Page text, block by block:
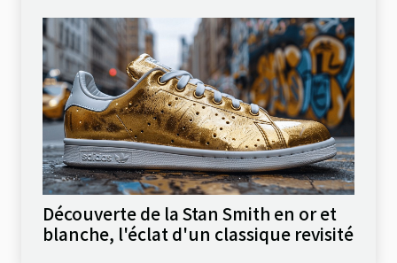
Découverte de la Stan Smith en or et
blanche, l'éclat d'un classique revisité